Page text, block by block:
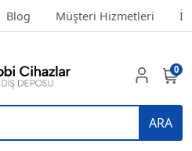
Blog Müşteri Hizmetleri
ARA
0